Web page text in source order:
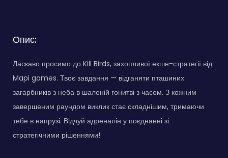
Опис:
Ласкаво просимо до Kill Birds, захопливої екшн-стратегії від
Mapi games. Твоє завдання — відганяти пташиних
загарбників з неба в шаленій гонитві з часом. З кожним
завершеним раундом виклик стає складнішим, тримаючи
тебе в напрузі. Відчуй адреналін у поєднанні зі
стратегічними рішеннями!